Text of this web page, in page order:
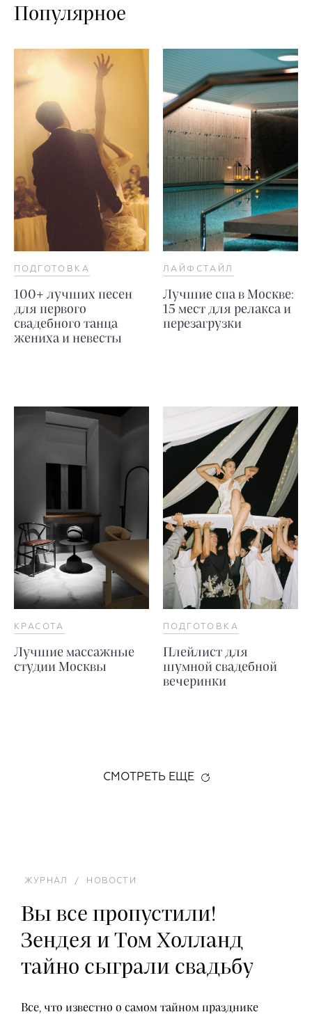
Популярное
ПОДГОТОВКА
100+ лучших песен
для первого
свадебного танца
жениха и невесты
ЛАЙФСТАЙЛ
Лучшие спа в Москве:
15 мест для релакса и
перезагрузки
КРАСОТА
Лучшие массажные
студии Москвы
ПОДГОТОВКА
Плейлист для
шумной свадебной
вечеринки
СМОТРЕТЬ ЕЩЕ
ЖУРНАЛ / НОВОСТИ
Вы все пропустили!
Зендея и Том Холланд
тайно сыграли свадьбу
Все, что известно о самом тайном празднике